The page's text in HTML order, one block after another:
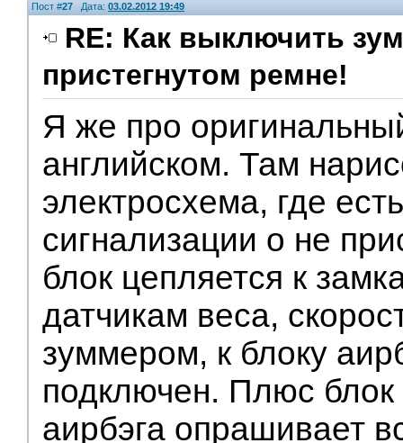
Пост #27 Дата: 03.02.2012 19:49
RE: Как выключить
пристегнутом ремне!
Я же про
английском. Там
электросхема, где
сигнализации о не
блок цепляется к
датчикам веса,
зуммером, к блоку
подключен. Плюс блок
аирбэга опрашивает